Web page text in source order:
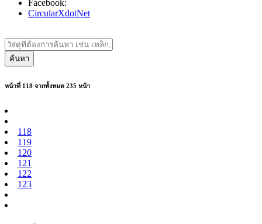
Facebook:
CircularXdotNet
ค้นหา
หน้าที่ 118 จากทั้งหมด 235 หน้า
118
119
120
121
122
123